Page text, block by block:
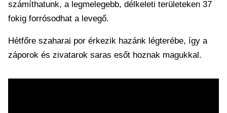
számíthatunk, a legmelegebb, délkeleti területeken 37
fokig forrósodhat a levegő.
Hétfőre szaharai por érkezik hazánk légterébe, így a
záporok és zivatarok saras esőt hoznak magukkal.